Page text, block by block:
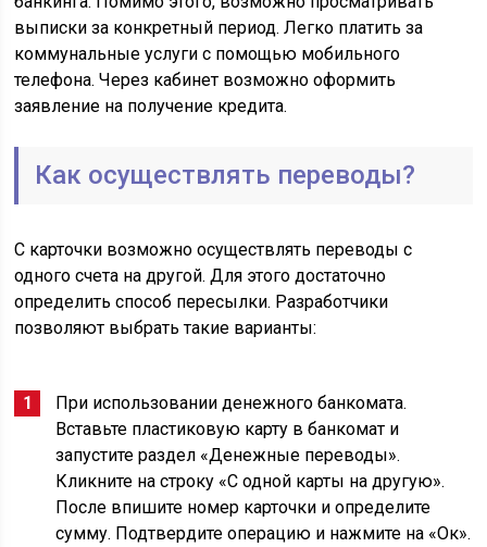
выписки за конкретный период. Легко платить за
коммунальные услуги с помощью мобильного
телефона. Через кабинет возможно оформить
заявление на получение кредита.
Как осуществлять переводы?
С карточки возможно осуществлять переводы с
одного счета на другой. Для этого достаточно
определить способ пересылки. Разработчики
позволяют выбрать такие варианты:
При использовании денежного банкомата.
Вставьте пластиковую карту в банкомат и
запустите раздел «Денежные переводы».
Кликните на строку «С одной карты на другую».
После впишите номер карточки и определите
сумму. Подтвердите операцию и нажмите на «Ок».